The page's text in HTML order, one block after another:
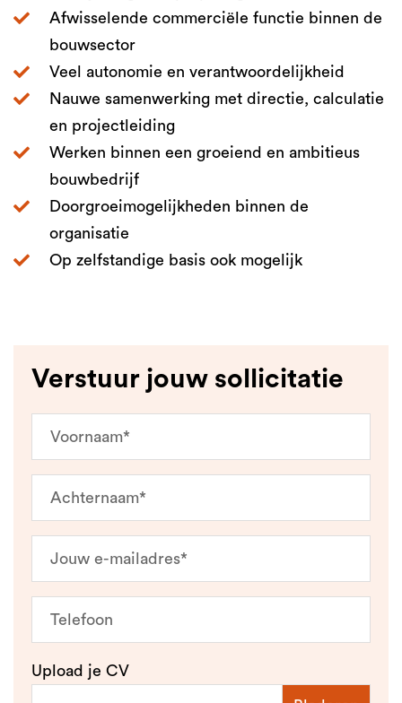
Afwisselende commerciële functie binnen de
bouwsector
Veel autonomie en verantwoordelijkheid
Nauwe samenwerking met directie, calculatie
en projectleiding
Werken binnen een groeiend en ambitieus
bouwbedrijf
Doorgroeimogelijkheden binnen de
organisatie
Op zelfstandige basis ook mogelijk
Verstuur jouw sollicitatie
Upload je CV